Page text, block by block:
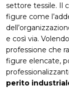
settore tessile. Il
figure come
e così via.
professione che
figure elencate,
perito